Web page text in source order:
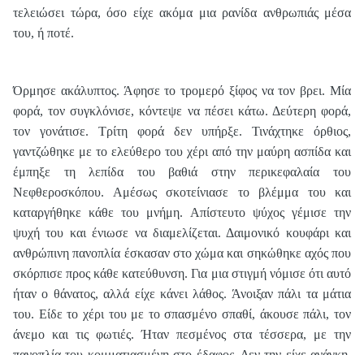
τελειώσει τώρα, όσο είχε ακόμα μια ρανίδα ανθρωπιάς μέσα
του, ή ποτέ.
Όρμησε ακάλυπτος. Άφησε το τρομερό ξίφος να τον βρει. Μία
φορά, τον συγκλόνισε, κόντεψε να πέσει κάτω. Δεύτερη φορά,
τον γονάτισε. Τρίτη φορά δεν υπήρξε. Τινάχτηκε όρθιος,
γαντζώθηκε με το ελεύθερο του χέρι από την μαύρη ασπίδα και
έμπηξε τη λεπίδα του βαθιά στην περικεφαλαία του
Νεφθεροσκόπου. Αμέσως σκοτείνιασε το βλέμμα του και
καταργήθηκε κάθε του μνήμη. Απίστευτο ψύχος γέμισε την
ψυχή του και ένιωσε να διαμελίζεται. Δαιμονικό κουφάρι και
ανθρώπινη πανοπλία έσκασαν στο χώμα και σηκώθηκε αχός που
σκόρπισε προς κάθε κατεύθυνση. Για μια στιγμή νόμισε ότι αυτό
ήταν ο θάνατος, αλλά είχε κάνει λάθος. Άνοιξαν πάλι τα μάτια
του. Είδε το χέρι του με το σπασμένο σπαθί, άκουσε πάλι, τον
άνεμο και τις φωτιές. Ήταν πεσμένος στα τέσσερα, με την